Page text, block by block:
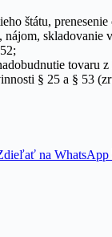
štátu,
skladovanie
tovaru
§ 25 a § 53
na WhatsApp